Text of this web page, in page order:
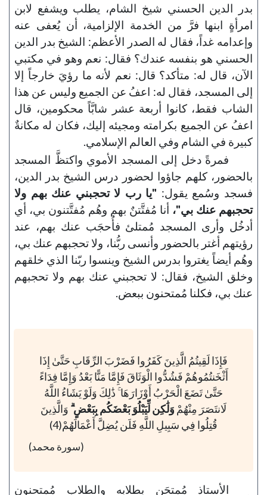
بدر الدين الحسني شيخ الشام، يطلب ويشفع لابن
امرأةٍ ابنها فرَّ من الخدمة الإلزامية، أن يُعفى عنه
وإعدامه غداً، فقال له الصدر الأعظم: الشيخ بدر الدين
الحسني هو بنفسه عندك؟ فقال: نعم وهو في مكتبي
الآن، قال له: متأكد؟ قال: نعم لأنه ما رؤيَ خارجاً إلا
إلى المسجد، فقال له: اعفُ عن الجميع وليس عن هذا
الشاب فقط، كانوا أربعة عشر شابَّاً محكومين، قال
اعفُ عن الجميع بكرامته ومجيئه إليك، فكان له مكانةٌ
كبيرة في الشام وفي العالم الإسلامي.
فمرةً دخل إلى المسجد الأموي واكتظَّ المسجد
بالحضور، كلهم جاؤوا لحضور درس الشيخ بدر الدين،
فسجد وسُمع يقول: "يا رب لا تحجبني عنك بهم ولا
تحجبهم عنك بي"، أنا مُفتَّتنٌ بهم وهُم مُفتَّتنون بي، أي
أدخُل وأرى المسجد مُمتلئ فأُحجَب عنك بهم، عند
رؤيتهم أغتر بالحضور وأنسى ربُّنا، ولا تحجبهم عنك بي،
وهُم أيضاً يغتروا بدرس الشيخ وينسوا ربّنا الذي خلقهم
وخلق الشيخ، فقال: لا تحجبني عنك بهم ولا تحجبهم
عنك بي، فكلنا مُمتحنون ببعض.
فَإِذَا لَقِيتُمُ الَّذِينَ كَفَرُوا فَضَرْبَ الرِّقَابِ حَتَّىٰ إِذَا
أَثْخَنتُمُوهُمْ فَشُدُّوا الْوَثَاقَ فَإِمَّا مَنًّا بَعْدُ وَإِمَّا فِدَاءً
حَتَّىٰ تَضَعَ الْحَرْبُ أَوْزَارَهَا ۚ ذَٰلِكَ وَلَوْ يَشَاءُ اللَّهُ
لَانتَصَرَ مِنْهُمْ وَلَٰكِن لِّيَبْلُوَ بَعْضَكُم بِبَعْضٍ ۗ وَالَّذِينَ
قُتِلُوا فِي سَبِيلِ اللَّهِ فَلَن يُضِلَّ أَعْمَالَهُمْ(4)
(سورة محمد)
الأستاذ مُمتحَن بطلابه والطلاب مُمتحنون